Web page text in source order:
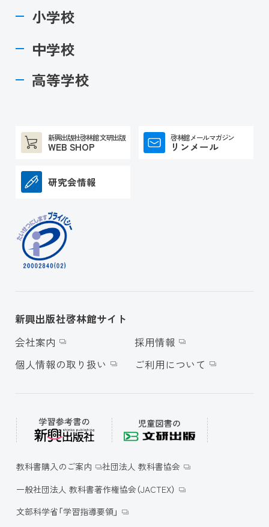
小学校
中学校
高等学校
新興出版社啓林館 文研出版
WEB SHOP
啓林館メールマガジン
リンメール
研究会情報
新興出版社啓林館サイト
会社案内
採用情報
個人情報の取り扱い
ご利用について
教科書購入のご案内
社団法人 教科書協会
一般社団法人 教科書著作権協会（JACTEX）
文部科学省「学習指導要領」